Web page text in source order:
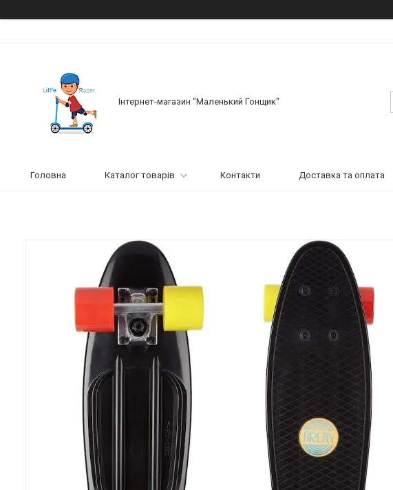
Інтернет-магазин "Маленький Гонщик"
Головна Каталог товарів Контакти Доставка та оплата